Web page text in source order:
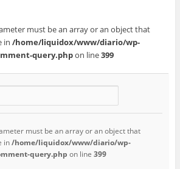
must be an array or an object that
in /home/liquidox/www/diario/wp-
query.phpon line399
must be an array or an object that
in/home/liquidox/www/diario/wp-
query.php on line 399